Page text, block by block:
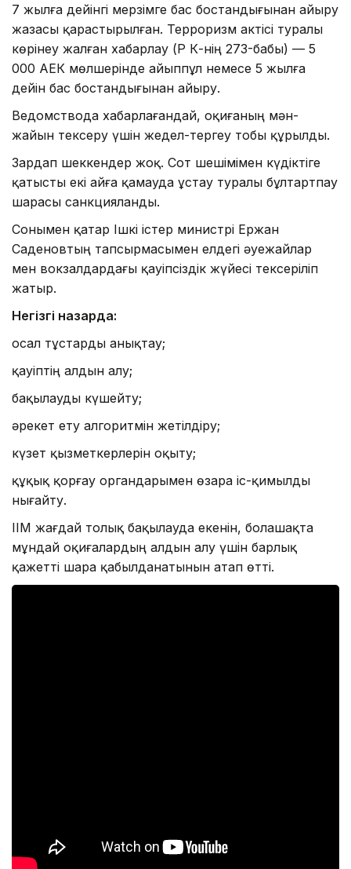
7 жылға дейінгі мерзімге бас бостандығынан айыру
жазасы қарастырылған. Терроризм актісі туралы
көрінеу жалған хабарлау (ҚР ҚК-нің 273-бабы) — 5
000 АЕК мөлшерінде айыппұл немесе 5 жылға
дейін бас бостандығынан айыру.
Ведомствода хабарлағандай, оқиғаның мән-
жайын тексеру үшін жедел-тергеу тобы құрылды.
Зардап шеккендер жоқ. Сот шешімімен күдіктіге
қатысты екі айға қамауда ұстау туралы бұлтартпау
шарасы санкцияланды.
Сонымен қатар Ішкі істер министрі Ержан
Саденовтың тапсырмасымен елдегі әуежайлар
мен вокзалдардағы қауіпсіздік жүйесі тексеріліп
жатыр.
Негізгі назарда:
осал тұстарды анықтау;
қауіптің алдын алу;
бақылауды күшейту;
әрекет ету алгоритмін жетілдіру;
күзет қызметкерлерін оқыту;
құқық қорғау органдарымен өзара іс-қимылды
нығайту.
ІІМ жағдай толық бақылауда екенін, болашақта
мұндай оқиғалардың алдын алу үшін барлық
қажетті шара қабылданатынын атап өтті.